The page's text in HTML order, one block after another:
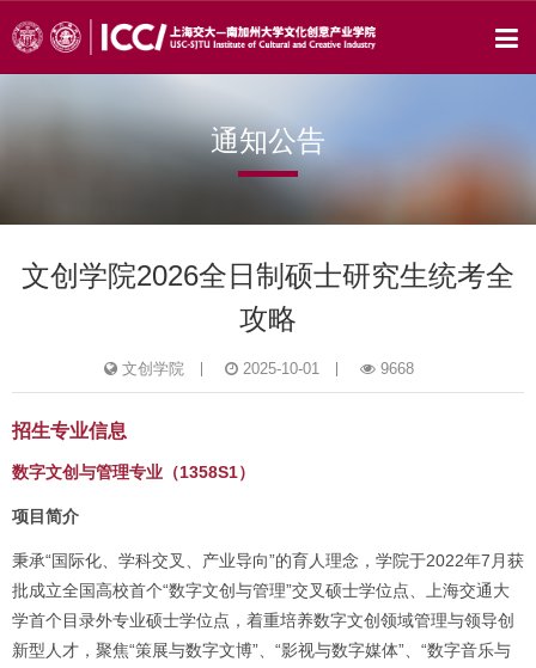
通知公告
文创学院2026全日制硕士研究生统考全
攻略
文创学院 2025-10-01 9668
招生专业信息
数字文创与管理专业（1358S1）
项目简介
秉承“国际化、学科交叉、产业导向”的育人理念，学院于2022年7月获
批成立全国高校首个“数字文创与管理”交叉硕士学位点、上海交通大
学首个目录外专业硕士学位点，着重培养数字文创领域管理与领导创
新型人才，聚焦“策展与数字文博”、“影视与数字媒体”、“数字音乐与